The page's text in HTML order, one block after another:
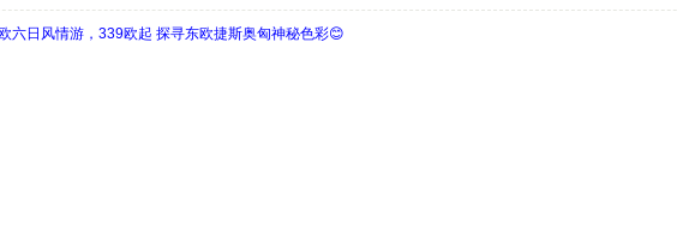
六日风情游，339欧起 探寻东欧捷斯奥匈神秘色彩😊